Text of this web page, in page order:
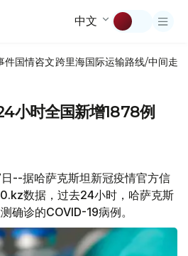
中文
件国情咨文跨里海国际运输路线/中间走廊
小时全国新增1878例
--据哈萨克斯坦新冠疫情官方信
数据，过去24小时，哈萨克斯
确诊的COVID-19病例。